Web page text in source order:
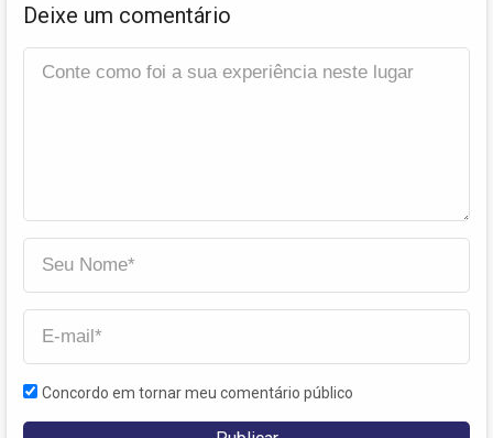
Deixe um comentário
Concordo em tornar meu comentário público